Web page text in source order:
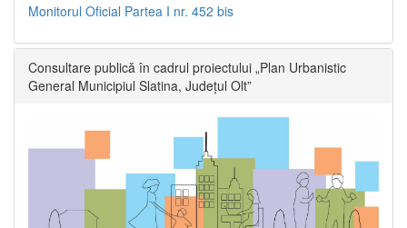
Monitorul Oficial Partea I nr. 452 bis
Consultare publică în cadrul proiectului „Plan Urbanistic
General Municipiul Slatina, Județul Olt”